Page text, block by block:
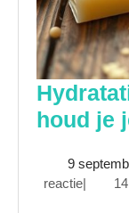
houd je
9
reactie|